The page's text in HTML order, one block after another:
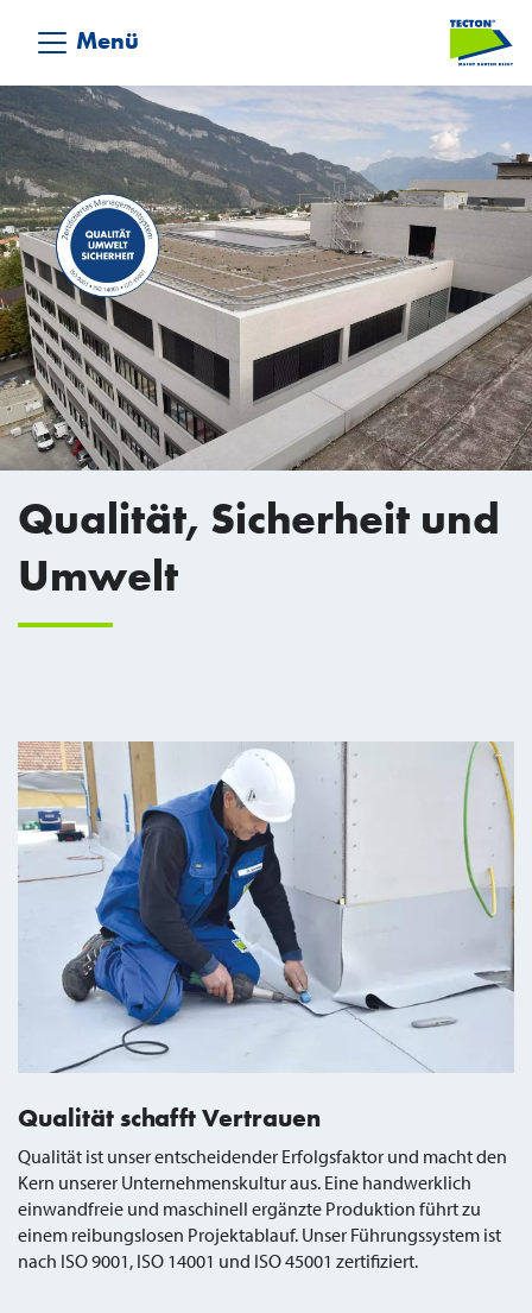
Menü
Qualität, Sicherheit und
Umwelt
Qualität schafft Vertrauen
Qualität ist unser entscheidender Erfolgsfaktor und macht den
Kern unserer Unternehmenskultur aus. Eine handwerklich
einwandfreie und maschinell ergänzte Produktion führt zu
einem reibungslosen Projektablauf. Unser Führungssystem ist
nach ISO 9001, ISO 14001 und ISO 45001 zertifiziert.